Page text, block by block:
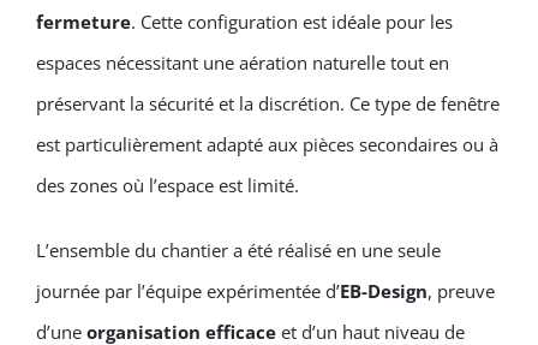
fermeture. Cette configuration est idéale pour les
espaces nécessitant une aération naturelle tout en
préservant la sécurité et la discrétion. Ce type de fenêtre
est particulièrement adapté aux pièces secondaires ou à
des zones où l’espace est limité.
L’ensemble du chantier a été réalisé en une seule
journée par l’équipe expérimentée d’EB-Design, preuve
d’une organisation efficace et d’un haut niveau de